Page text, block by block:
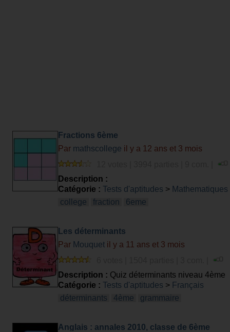
Fractions 6ème
Par mathscollege il y a 12 ans et 3 mois
Description :
Catégorie : Tests d'aptitudes > Mathematiques
college
fraction 6eme
Les déterminants
Par Mouquet il y a 11 ans et 3 mois
Description : Quiz déterminants niveau 4ème
Catégorie : Tests d'aptitudes > Français
déterminants
4ème grammaire
Anglais : annales 2010, classe de 6ème